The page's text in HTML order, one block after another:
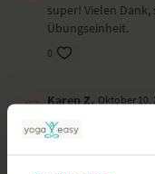
super! Vielen
Übungseinheit.
0
Karen Z. Oktober 10,
sehr spürbar